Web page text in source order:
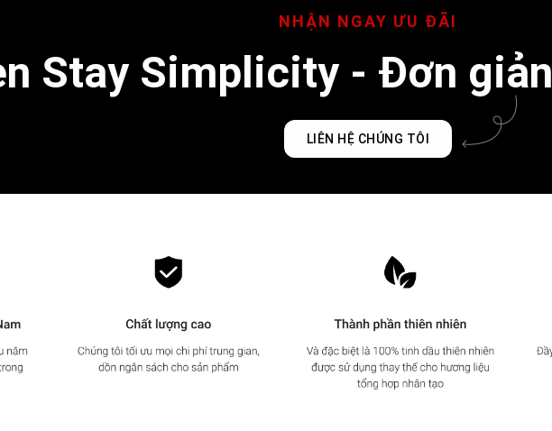
NHẬN NGAY ƯU ĐÃI
Stay Simplicity - Đơn
LIÊN HỆ CHÚNG TÔI